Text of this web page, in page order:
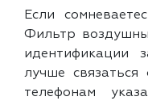
Если
Фильтр
идентификации
лучше
телефонам